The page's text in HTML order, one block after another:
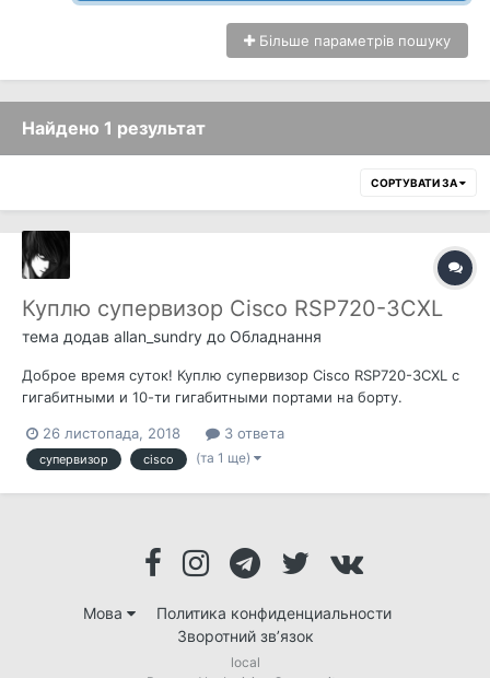
Більше параметрів пошуку
Найдено 1 результат
СОРТУВАТИ ЗА
Куплю супервизор Cisco RSP720-3CXL
тема додав allan_sundry до Обладнання
Доброе время суток! Куплю супервизор Cisco RSP720-3CXL с
гигабитными и 10-ти гигабитными портами на борту.
личка.
26 листопада, 2018 3 ответа
супервизор cisco (та 1 ще)
Мова
Политика конфиденциальности
Зворотний зв’язок
local